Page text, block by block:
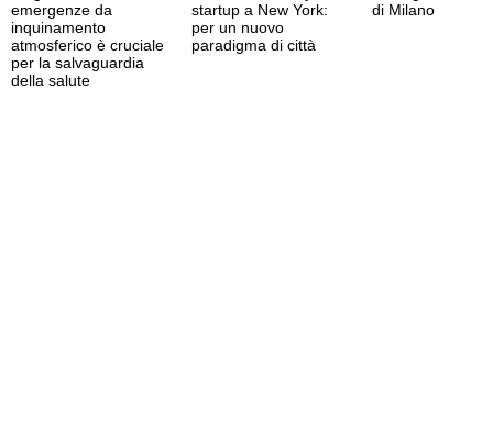
emergenze da
inquinamento
atmosferico è cruciale
per la salvaguardia
della salute
startup a New York:
per un nuovo
paradigma di città
di Milano